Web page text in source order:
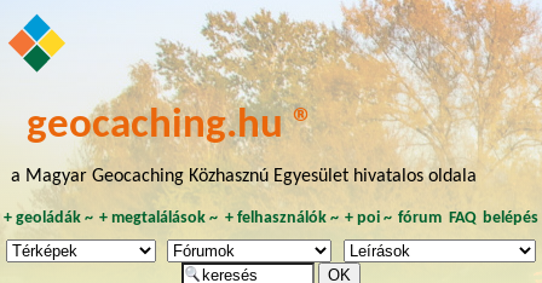
geocaching.hu ®
a Magyar Geocaching Közhasznú Egyesület hivatalos oldala
+ geoládák~ +megtalálások ~ + felhasználók~ + poi~ fórum FAQ belépés